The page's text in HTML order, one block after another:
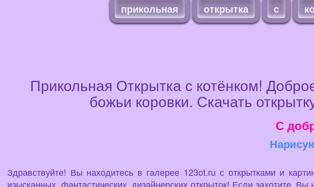
прикольная открытка с
Прикольная Открытка с котёнком!
божьи коровки. Скачать
С
Здравствуйте! Вы находитесь в галерее 123ot.ru с открытками и
изысканных, фантастических, дизайнерских открыток! Если захотите,